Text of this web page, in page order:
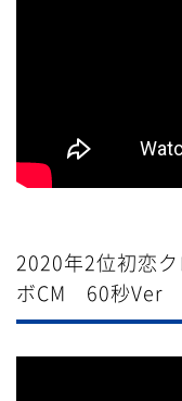
2020年2位初恋
ボCM 60秒Ver